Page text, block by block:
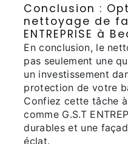
Conclusion :
nettoyage de
ENTREPRISE à
En conclusion, le
pas seulement une
un investissement
protection de votre
Confiez cette tâche
comme G.S.T
durables et une
éclat.